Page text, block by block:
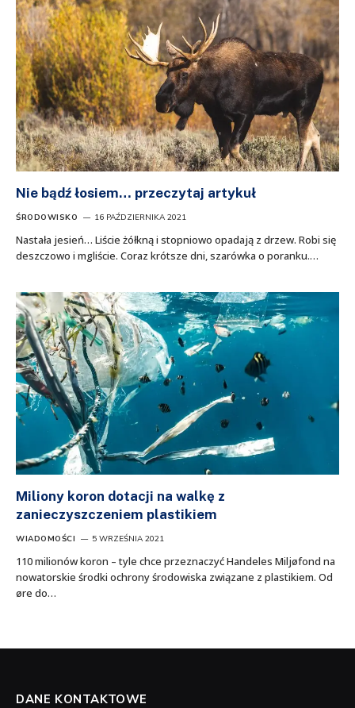
Nie bądź łosiem… przeczytaj artykuł
ŚRODOWISKO 16 PAŹDZIERNIKA 2021
Nastała jesień… Liście żółkną i stopniowo opadają z drzew. Robi się
deszczowo i mgliście. Coraz krótsze dni, szarówka o poranku.…
Miliony koron dotacji na walkę z
zanieczyszczeniem plastikiem
WIADOMOŚCI 5 WRZEŚNIA 2021
110 milionów koron – tyle chce przeznaczyć Handeles Miljøfond na
nowatorskie środki ochrony środowiska związane z plastikiem. Od
øre do…
DANE KONTAKTOWE